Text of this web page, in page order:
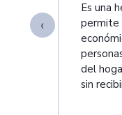
‹
Es una
permite
del
sin